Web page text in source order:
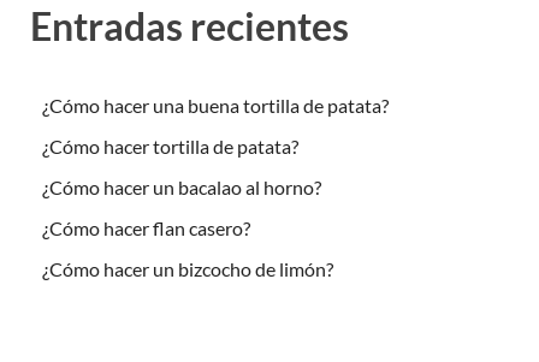
Entradas recientes
¿Cómo hacer una buena tortilla de patata?
¿Cómo hacer tortilla de patata?
¿Cómo hacer un bacalao al horno?
¿Cómo hacer flan casero?
¿Cómo hacer un bizcocho de limón?